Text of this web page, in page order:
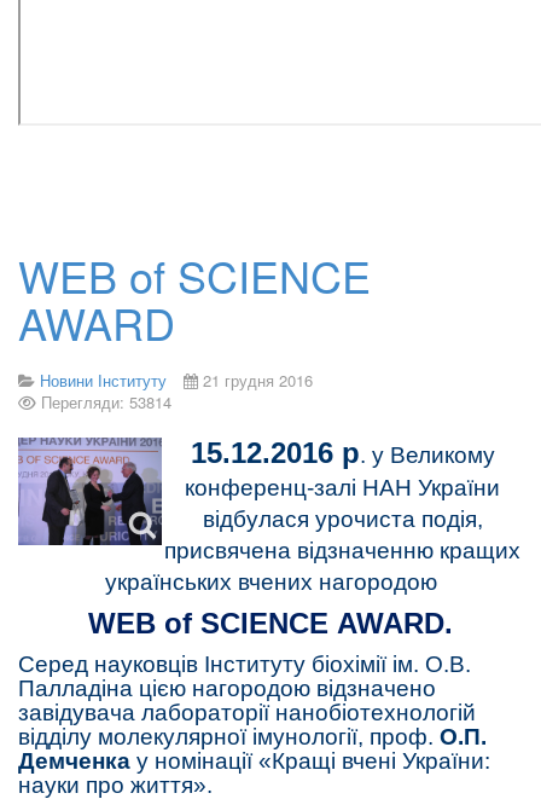
WEB of SCIENCE
AWARD
Новини Інституту
21 грудня 2016
Перегляди: 53814
15.12.2016 р. у Великому
конференц-залі НАН України
відбулася урочиста подія,
присвячена відзначенню кращих
українських вчених нагородою
WEB of SCIENCE AWARD.
Серед науковців Інституту біохімії ім. О.В.
Палладіна цією нагородою відзначено
завідувача лабораторії нанобіотехнологій
відділу молекулярної імунології, проф. О.П.
Демченка у номінації «Кращі вчені України:
науки про життя».